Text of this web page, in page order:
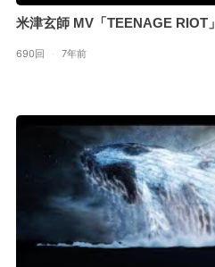
米津玄師 MV「TEENAGE RIOT」
690回 · 7年前